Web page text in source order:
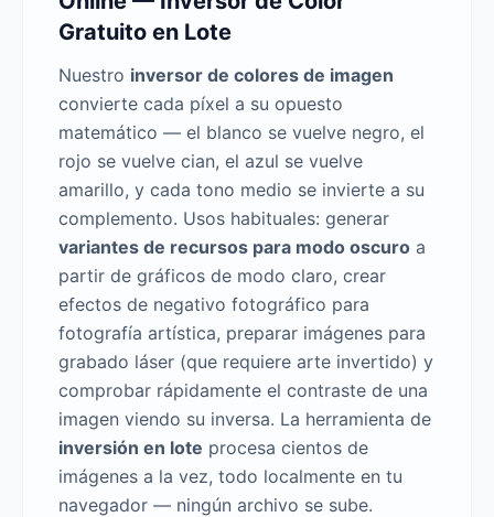
Gratuito en Lote
Nuestro inversor de colores de imagen
convierte cada píxel a su opuesto
matemático — el blanco se vuelve negro, el
rojo se vuelve cian, el azul se vuelve
amarillo, y cada tono medio se invierte a su
complemento. Usos habituales: generar
variantes de recursos para modo oscuro a
partir de gráficos de modo claro, crear
efectos de negativo fotográfico para
fotografía artística, preparar imágenes para
grabado láser (que requiere arte invertido) y
comprobar rápidamente el contraste de una
imagen viendo su inversa. La herramienta de
inversión en lote procesa cientos de
imágenes a la vez, todo localmente en tu
navegador — ningún archivo se sube.